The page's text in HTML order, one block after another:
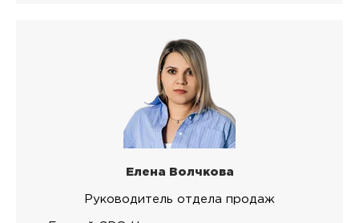
Елена Волчкова
Руководитель отдела продаж